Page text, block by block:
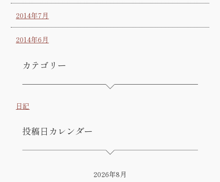
2014年7月
2014年6月
カテゴリー
日記
投稿日カレンダー
2026年8月